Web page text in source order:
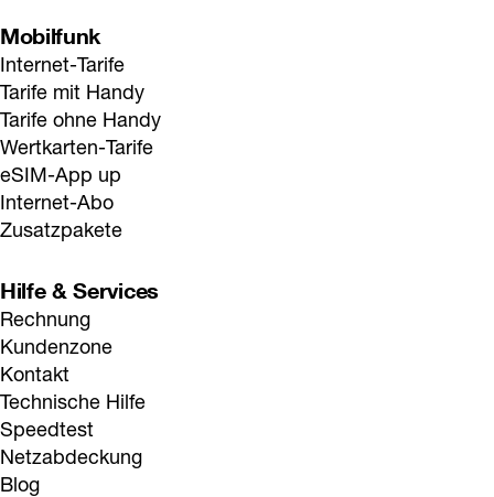
Jugendschutzsperre aktiviert (Sperre kostenpflichtiger
Mehrwertdienste), zusätzlich werden Roaming und die
Zusendung von Drei Werbung deaktiviert. Jugendschutzsperre
und Roaming können in der
Mobilfunk
Internet-Tarife
Tarife mit Handy
Tarife ohne Handy
Wertkarten-Tarife
eSIM-App up
Internet-Abo
Zusatzpakete
Hilfe & Services
Rechnung
Kundenzone
Kontakt
Technische Hilfe
Speedtest
Netzabdeckung
Blog